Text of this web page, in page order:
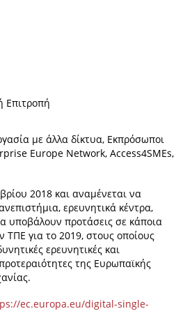
Επιτροπή
με άλλα δίκτυα, Εκπρόσωποι
Europe Network, Access4SMEs,
2018 και αναμένεται να
ερευνητικά κέντρα,
υποβάλουν προτάσεις σε κάποια
ΤΠΕ για το 2019, στους οποίους
ερευνητικές και
της Ευρωπαϊκής
ec.europa.eu/digital-single-